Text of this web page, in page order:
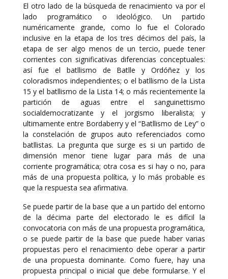
El otro lado de la búsqueda de renacimiento va por el
lado programático o ideológico. Un partido
numéricamente grande, como lo fue el Colorado
inclusive en la etapa de los tres décimos del país, la
etapa de ser algo menos de un tercio, puede tener
corrientes con significativas diferencias conceptuales:
así fue el batllismo de Batlle y Ordóñez y los
coloradismos independientes; o el batllismo de la Lista
15 y el batllismo de la Lista 14; o más recientemente la
partición de aguas entre el sanguinettismo
socialdemocratizante y el jorgismo liberalista; y
ultimamente entre Bordaberry y el “Batllismo de Ley” o
la constelación de grupos auto referenciados como
batllistas. La pregunta que surge es si un partido de
dimensión menor tiene lugar para más de una
corriente programática; otra cosa es si hay o no, para
más de una propuesta política, y lo más probable es
que la respuesta sea afirmativa.
Se puede partir de la base que a un partido del entorno
de la décima parte del electorado le es difícil la
convocatoria con más de una propuesta programática,
o se puede partir de la base que puede haber varias
propuestas pero el renacimiento debe operar a partir
de una propuesta dominante. Como fuere, hay una
propuesta principal o inicial que debe formularse. Y el